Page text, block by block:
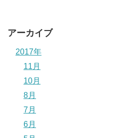
アーカイブ
2017年
11月
10月
8月
7月
6月